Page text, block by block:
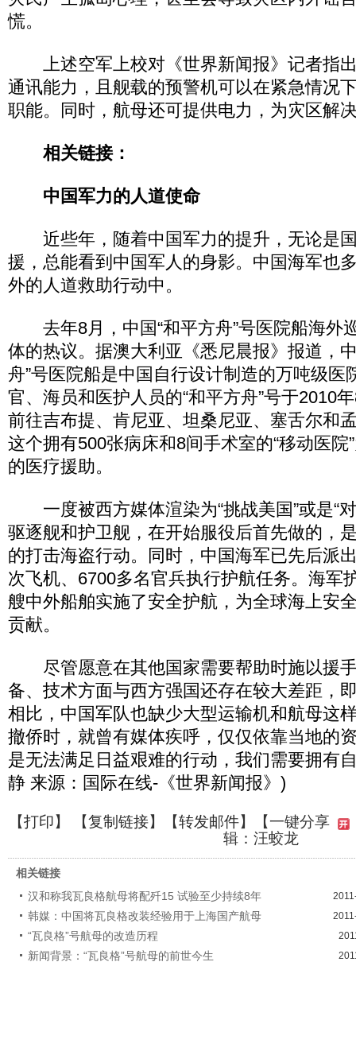
慌。
上述空军上校对《世界新闻报》记者指
通讯能力，且舰载的预警机可以在紧急情况
职能。同时，航母还可提供电力，为灾区解
相关链接：
中国军力的人道使命
近些年，随着中国军力的提升，无论是
援，总能看到中国军人的身影。中国海军也
外的人道救助行动中。
去年8月，中国“和平方舟”号医院船海外
体的热议。据澳大利亚《悉尼晨报》报道，
舟”号医院船是中国自行设计制造的万吨级医
官、海员和医护人员的“和平方舟”号于2010
前往吉布提、肯尼亚、坦桑尼亚、塞舌尔和
这个拥有500张病床和8间手术室的“移动医院
的医疗援助。
一度被西方媒体渲染为“挑战美国”或是“
驱逐舰和护卫舰，在开始服役后首先做的，
的打击海盗行动。同时，中国海军已先后派
次飞机、6700多名官兵执行护航任务。海军
艘中外船舶实施了安全护航，为全球海上安
贡献。
尽管愿意在其他国家需要帮助时施以援
备、技术方面与西方强国还存在较大差距，
相比，中国军队也缺少大型运输机和航母这
撤侨时，就曾有媒体疾呼，仅仅依靠当地的
是无法满足日益艰难的行动，我们需要拥有
静 来源：国际在线-《世界新闻报》)
【打印】 【复制链接】【转发邮件】
【一键分享
辑：汪蛟龙
相关链接
汉和称我瓦良格航母将配歼15 试验至少持续8年
韩媒：中国将瓦良格改装经验用于上海国产航母
“瓦良格”号航母的改造历程
新闻背景：“瓦良格”号航母的前世今生